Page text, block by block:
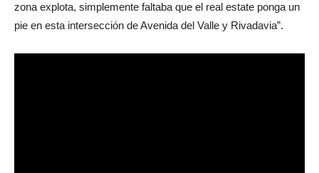
Somos la cabeza de lanza y creo que en poco tiempo esta
zona explota, simplemente faltaba que el real estate ponga un